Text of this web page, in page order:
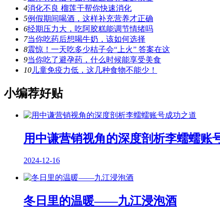
4消化不良 榴莲干帮你快速消化
5例假期间喝酒，这样补充营养才正确
6经期压力大，吃阿胶糕能调节情绪吗
7当你吃药后想喝牛奶，该如何选择
8震惊！一天吃多少桔子会“上火” 答案在这
9当你吃了避孕药，什么时候能享受美食
10 儿童免疫力低，这几种食物不能少！
小编荐好贴
用中谦营销视角的深度剖析李蠕蠕账
2024-12-16
冬日里的温暖——九江浸泡酒